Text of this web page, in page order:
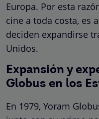
Europa. Por esta
cine a toda costa, es
deciden expandirse
Unidos.
Expansión y
Globus en los
En 1979, Yoram